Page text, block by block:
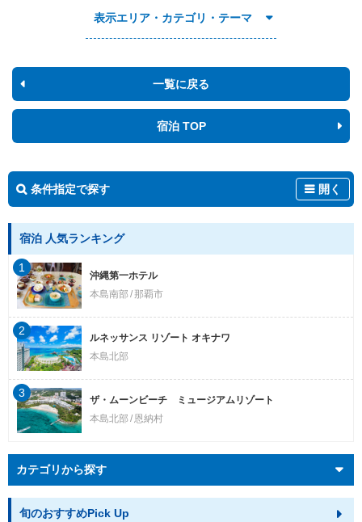
表示エリア・カテゴリ・テーマ
一覧に戻る
宿泊 TOP
条件指定で探す 開く
宿泊 人気ランキング
沖縄第一ホテル
本島南部
那覇市
1
ルネッサンス リゾート オキナワ
本島北部
2
ザ・ムーンビーチ ミュージアムリゾート
本島北部 恩納村
3
カテゴリから探す
旬のおすすめPick Up